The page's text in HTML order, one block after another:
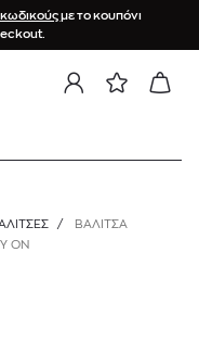
κωδικούςμε το κουπόνι
/
ΒΑΛΙΤΣΑ
ON